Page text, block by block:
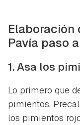
Pavía paso
1. Asa los
Lo primero que
pimientos.
los pimientos